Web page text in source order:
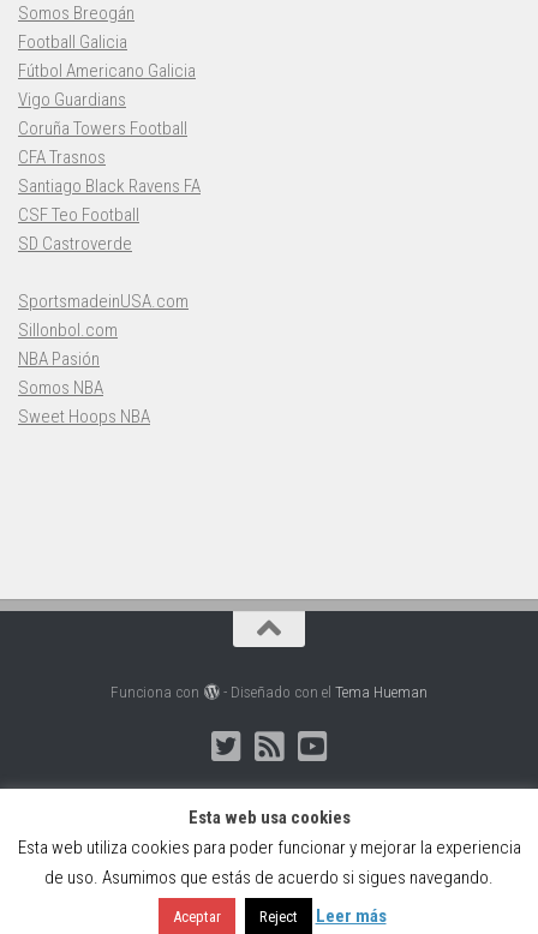
Somos Breogán
Football Galicia
Fútbol Americano Galicia
Vigo Guardians
Coruña Towers Football
CFA Trasnos
Santiago Black Ravens FA
CSF Teo Football
SD Castroverde
SportsmadeinUSA.com
Sillonbol.com
NBA Pasión
Somos NBA
Sweet Hoops NBA
Funciona con - Diseñado con el Tema Hueman
Web creada, alojada y mantenida por Café Dixital SL - 2026.
Visítanos enhttps://cafedixital.como ponte en contacto con
nosotros en
info@cafedixital.com
Esta web usa cookies
Esta web utiliza cookies para poder funcionar y mejorar la experiencia
de uso. Asumimos que estás de acuerdo si sigues navegando.
Aceptar Reject Leer más